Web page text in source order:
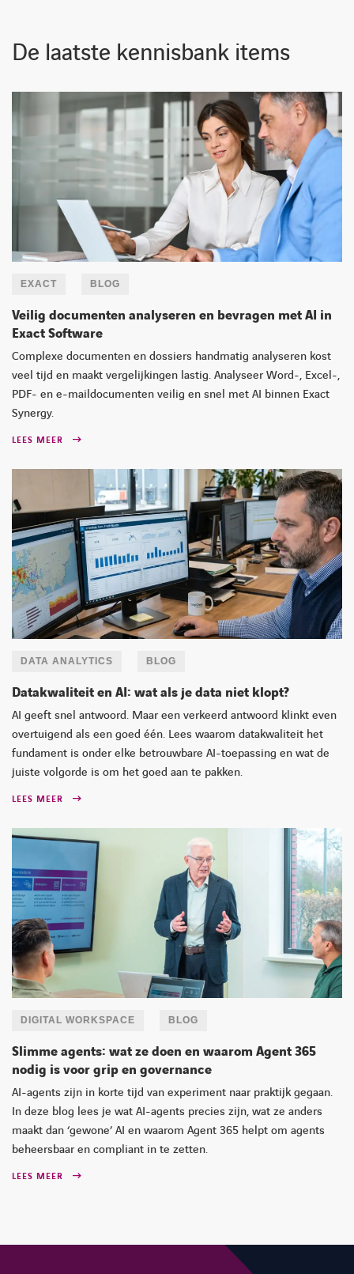
LINKEDINYOUTUBEFACEBOOKTWITTER
De laatste kennisbank items
EXACT BLOG
Veilig documenten analyseren en bevragen met AI in
Exact Software
Complexe documenten en dossiers handmatig analyseren kost
veel tijd en maakt vergelijkingen lastig. Analyseer Word-, Excel-,
PDF- en e-maildocumenten veilig en snel met AI binnen Exact
Synergy.
LEES MEER
DATA ANALYTICS BLOG
Datakwaliteit en AI: wat als je data niet klopt?
AI geeft snel antwoord. Maar een verkeerd antwoord klinkt even
overtuigend als een goed één. Lees waarom datakwaliteit het
fundament is onder elke betrouwbare AI-toepassing en wat de
juiste volgorde is om het goed aan te pakken.
LEES MEER
DIGITAL WORKSPACE BLOG
Slimme agents: wat ze doen en waarom Agent 365
nodig is voor grip en governance
AI-agents zijn in korte tijd van experiment naar praktijk gegaan.
In deze blog lees je wat AI-agents precies zijn, wat ze anders
maakt dan ‘gewone’ AI en waarom Agent 365 helpt om agents
beheersbaar en compliant in te zetten.
LEES MEER